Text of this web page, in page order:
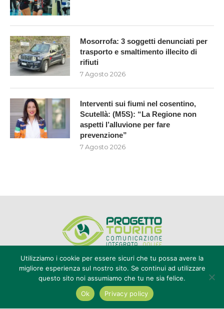
Mosorrofa: 3 soggetti denunciati per
trasporto e smaltimento illecito di
rifiuti
7 Agosto 2026
Interventi sui fiumi nel cosentino,
Scutellà: (M5S): “La Regione non
aspetti l’alluvione per fare
prevenzione”
7 Agosto 2026
Editore Progetto Touring srl - iscrizione al ROC n°20616 - P.IVA e CF
02636800803 - Reg. Tribunale Reggio Calabria n° 04/1976 -
redazione@touring104.it
Utilizziamo i cookie per essere sicuri che tu possa avere la
migliore esperienza sul nostro sito. Se continui ad utilizzare
questo sito noi assumiamo che tu ne sia felice.
Ok
Privacy policy